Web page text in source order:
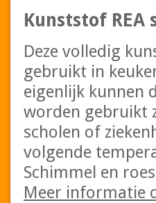
Kunststof REA
Deze volledig
gebruikt in
eigenlijk kunnen
worden gebruikt
scholen of
volgende
Schimmel en
Meer informatie